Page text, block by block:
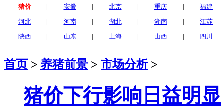
猪价 | 安徽 | 北京 | 重庆 |
福建
河北
| 河南 | 湖北 | 湖南 |
江苏
陕西
| 山东 | 上海 | 山西 | 四川
首页 > 养猪前景 > 市场分析>
猪价下行影响日益明